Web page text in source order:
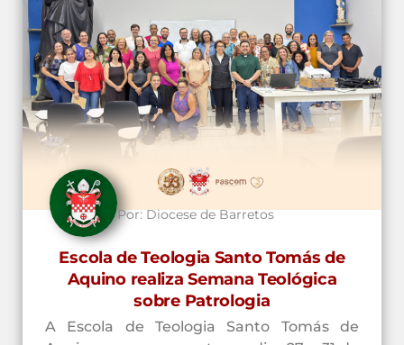
Por:Diocese de Barretos
Escola de Teologia Santo Tomás de
Aquino realiza Semana Teológica
sobre Patrologia
A Escola de Teologia Santo Tomás de